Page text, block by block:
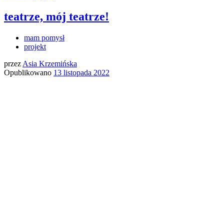
teatrze, mój teatrze!
mam pomysł
projekt
przez Asia Krzemińska
Opublikowano 13 listopada 2022